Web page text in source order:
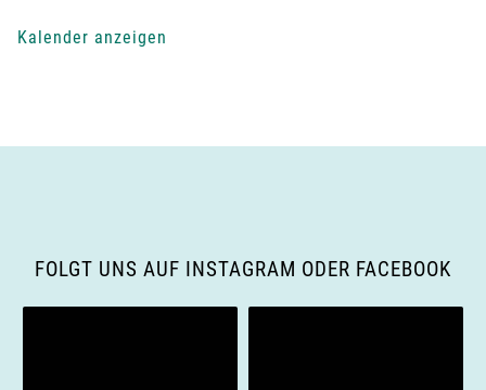
N
v
Kalender anzeigen
FOLGT UNS AUF INSTAGRAM ODER FACEBOOK